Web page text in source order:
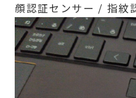
顔認証センサー / 指紋